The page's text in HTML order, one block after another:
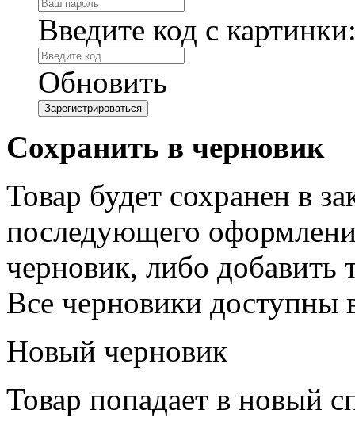
Введите код с
Обновить
Сохранить в черновик
Товар будет сохранен в
последующего
черновик, либо добавить
Все черновики
Новый черновик
Товар попадает в новый